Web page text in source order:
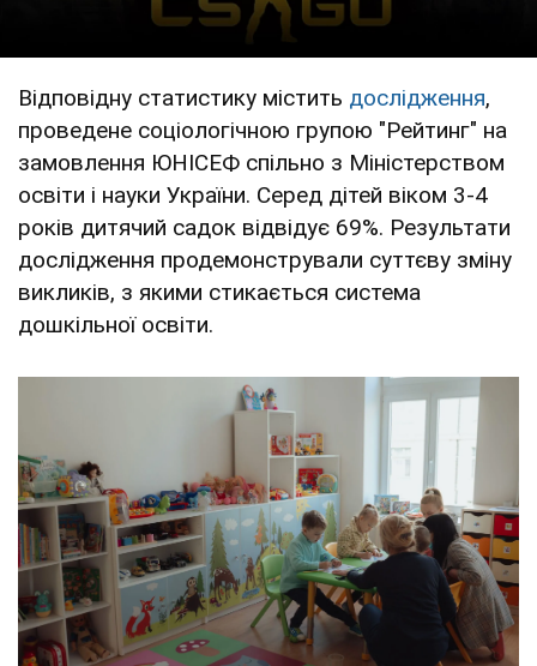
Відповідну статистику містить дослідження,
проведене соціологічною групою "Рейтинг" на
замовлення ЮНІСЕФ спільно з Міністерством
освіти і науки України. Серед дітей віком 3-4
років дитячий садок відвідує 69%. Результати
дослідження продемонстрували суттєву зміну
викликів, з якими стикається система
дошкільної освіти.